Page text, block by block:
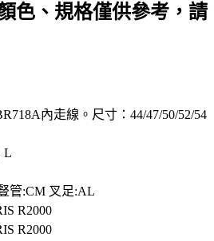
色、規格僅供參考，請
內走線。尺寸：44/47/50/52/54
L
管:CM 叉足:AL
R2000
R2000